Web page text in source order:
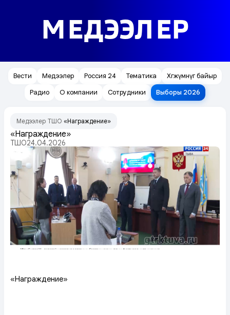
МЕДЭЭЛЕР
Вести Медээлер Россия 24 Тематика
Хөгжүмнүг байыр
Радио
О компании Сотрудники Выборы 2026
Медээлер ТШО «Награждение»
«Награждение»
ТШО24.04.2026
«Награждение»